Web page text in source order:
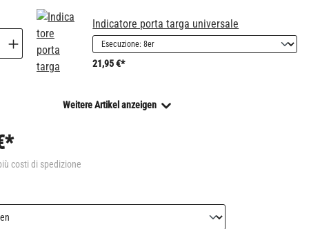
Indicatore porta targa universale
21,95 €*
Weitere Artikel anzeigen
costi di spedizione